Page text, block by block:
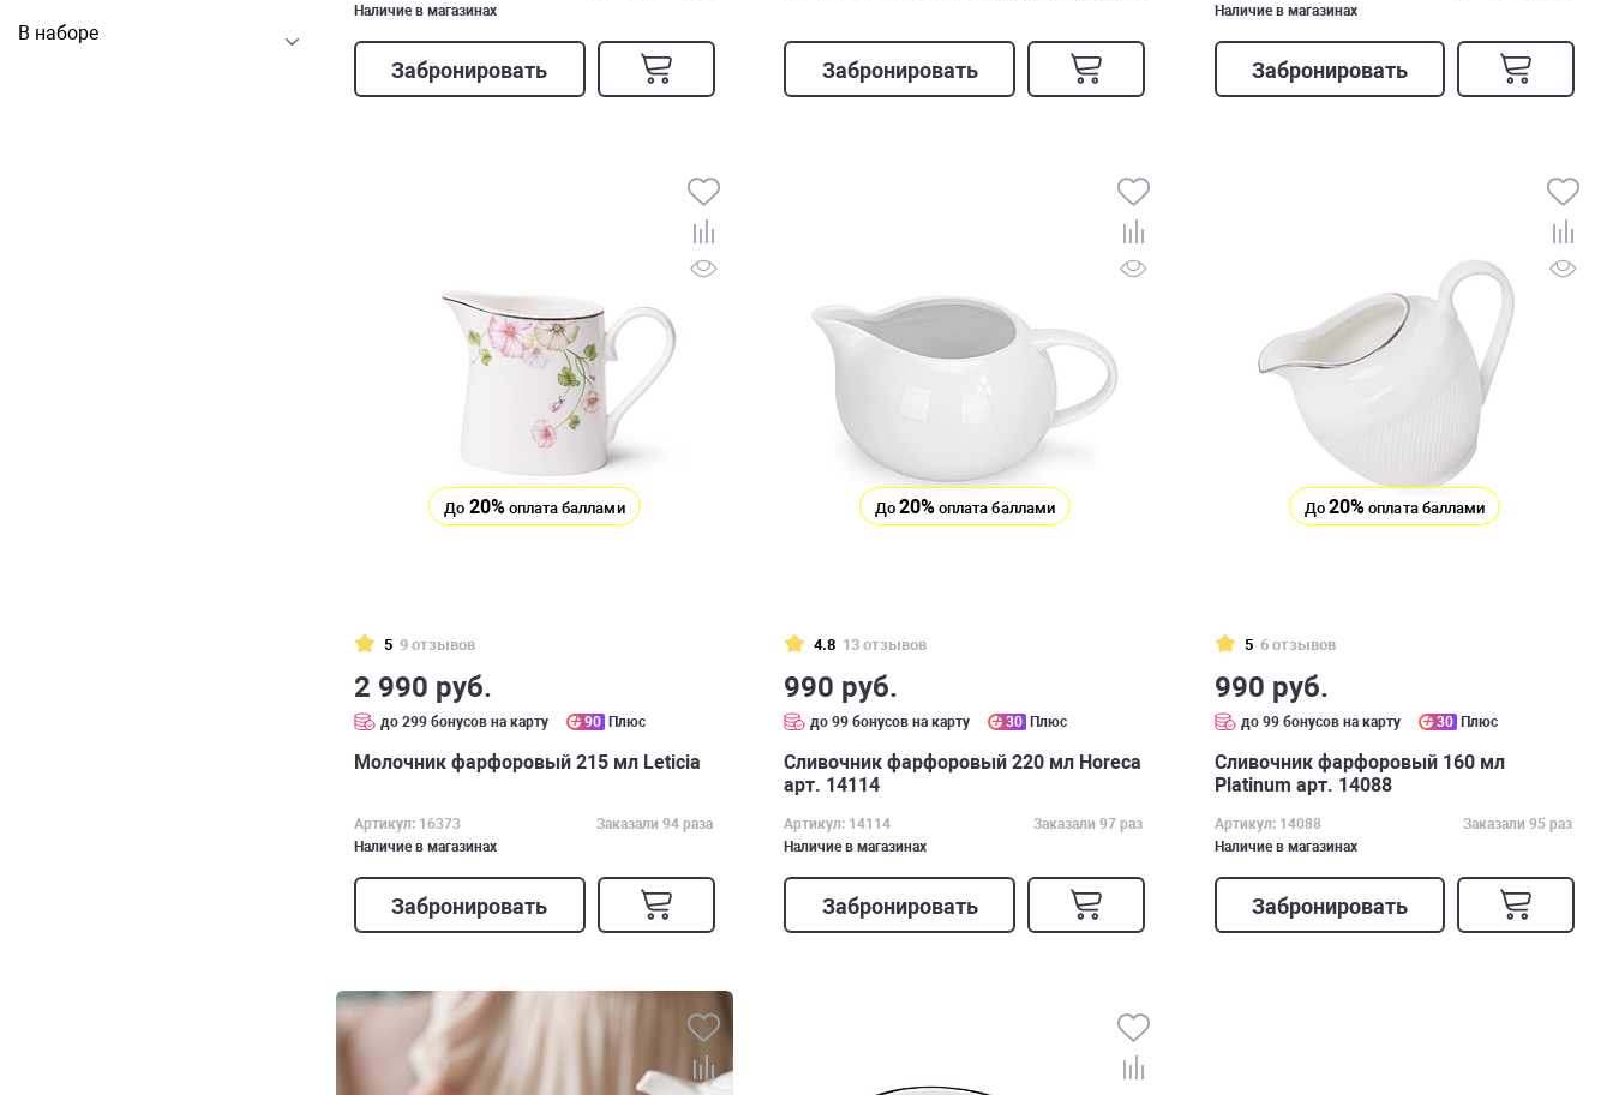
В наборе
Наличие в магазинах
Забронировать Забронировать
Наличие в магазинах
Забронировать
До 20% оплата баллами
5 9 отзывов
2 990 руб.
до 299 бонусов на карту 90 Плюс
Молочник фарфоровый 215 мл Leticia
Артикул: 16373
Заказали 94 раза
Наличие в магазинах
Забронировать
До 20% оплата баллами
4.8 13 отзывов
990 руб.
до 99 бонусов на карту 30 Плюс
Сливочник фарфоровый 220 мл Horeca
арт. 14114
Артикул: 14114
Заказали 97 раз
Наличие в магазинах
Забронировать
До20% оплата баллами
5 6 отзывов
990 руб.
до 99 бонусов на карту 30 Плюс
Сливочник фарфоровый 160 мл
Platinum арт. 14088
Артикул: 14088
Заказали 95 раз
Наличие в магазинах
Забронировать